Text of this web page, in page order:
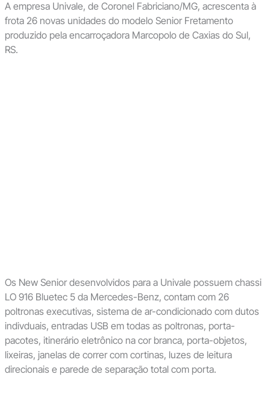
A empresa Univale, de Coronel Fabriciano/MG, acrescenta à
frota 26 novas unidades do modelo Senior Fretamento
produzido pela encarroçadora Marcopolo de Caxias do Sul,
RS.
Os New Senior desenvolvidos para a Univale possuem chassi
LO 916 Bluetec 5 da Mercedes-Benz, contam com 26
poltronas executivas, sistema de ar-condicionado com dutos
indivduais, entradas USB em todas as poltronas, porta-
pacotes, itinerário eletrônico na cor branca, porta-objetos,
lixeiras, janelas de correr com cortinas, luzes de leitura
direcionais e parede de separação total com porta.